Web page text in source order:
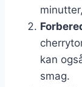
kan
smag.